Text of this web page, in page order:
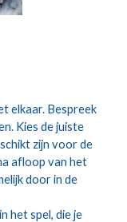
elkaar. Bespreek
Kies de juiste
zijn voor de
afloop van het
door in de
het spel, die je